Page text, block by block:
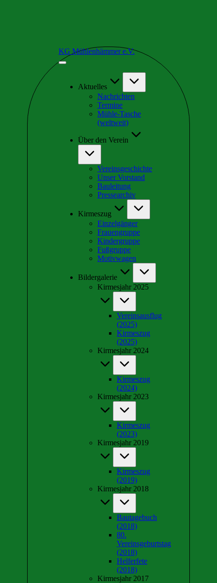
KG Mühlenhämmer e.V.
Wir
schrägsten
Aktuelles
Nachrichten
Termine
Mühle-Tasche
(weltweit)
Über den Verein
Vereinsgeschichte
Unser Vorstand
Bauleitung
Pressearchiv
Kirmeszug
Einzelgänger
Frauengruppe
Kindergruppe
Fußgruppe
Motivwagen
Bildergalerie
Kirmesjahr 2025
Vereinsausflug
(2025)
Kirmeszug
(2025)
Kirmesjahr 2024
Kirmeszug
(2024)
Kirmesjahr 2023
Kirmeszug
(2023)
Kirmesjahr 2019
Kirmeszug
(2019)
Kirmesjahr 2018
Bautagebuch
(2018)
80.
Vereinsgeburtstag
(2018)
Helferfete
(2018)
Kirmesjahr 2017